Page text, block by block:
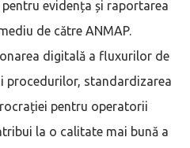
evidența și raportarea
de către ANMAP.
digitală a fluxurilor de
procedurilor, standardizarea
pentru operatorii
la o calitate mai bună a